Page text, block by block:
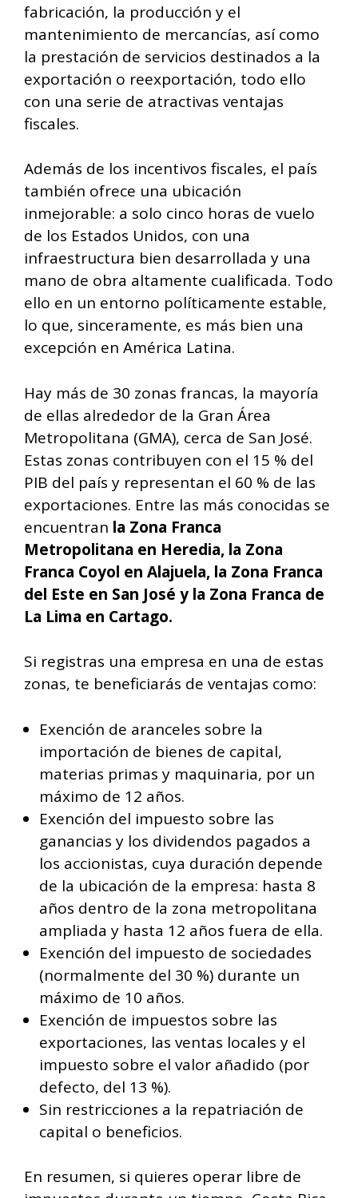
fabricación, la producción y el
mantenimiento de mercancías, así como
la prestación de servicios destinados a la
exportación o reexportación, todo ello
con una serie de atractivas ventajas
fiscales.
Además de los incentivos fiscales, el país
también ofrece una ubicación
inmejorable: a solo cinco horas de vuelo
de los Estados Unidos, con una
infraestructura bien desarrollada y una
mano de obra altamente cualificada. Todo
ello en un entorno políticamente estable,
lo que, sinceramente, es más bien una
excepción en América Latina.
Hay más de 30 zonas francas, la mayoría
de ellas alrededor de la Gran Área
Metropolitana (GMA), cerca de San José.
Estas zonas contribuyen con el 15 % del
PIB del país y representan el 60 % de las
exportaciones. Entre las más conocidas se
encuentran la Zona Franca
Metropolitana en Heredia, la Zona
Franca Coyol en Alajuela, la Zona Franca
del Este en San José y la Zona Franca de
La Lima en Cartago.
Si registras una empresa en una de estas
zonas, te beneficiarás de ventajas como:
Exención de aranceles sobre la
importación de bienes de capital,
materias primas y maquinaria, por un
máximo de 12 años.
Exención del impuesto sobre las
ganancias y los dividendos pagados a
los accionistas, cuya duración depende
de la ubicación de la empresa: hasta 8
años dentro de la zona metropolitana
ampliada y hasta 12 años fuera de ella.
Exención del impuesto de sociedades
(normalmente del 30 %) durante un
máximo de 10 años.
Exención de impuestos sobre las
exportaciones, las ventas locales y el
impuesto sobre el valor añadido (por
defecto, del 13 %).
Sin restricciones a la repatriación de
capital o beneficios.
En resumen, si quieres operar libre de